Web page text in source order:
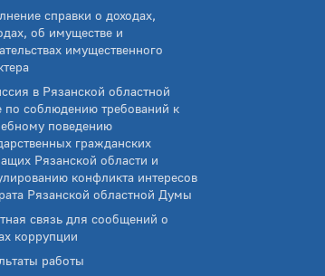
справки о доходах,
об имуществе и
имущественного
в Рязанской областной
по соблюдению требований к
поведению
гражданских
Рязанской области и
конфликта интересов
Рязанской областной Думы
связь для сообщений о
коррупции
работы